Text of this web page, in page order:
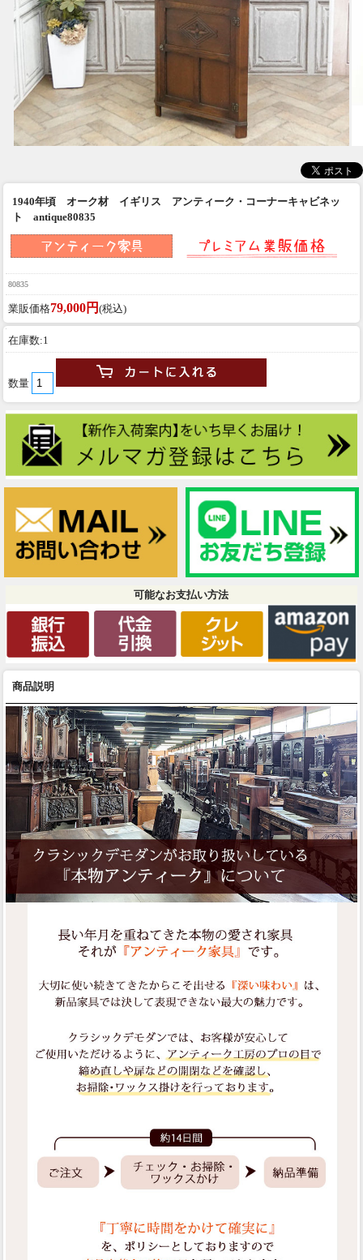
1940年頃 オーク材 イギリス アンティーク・コーナーキャビネッ
ト antique80835
80835
業販価格79,000円 (税込)
在庫数:1
数量
可能なお支払い方法
商品説明